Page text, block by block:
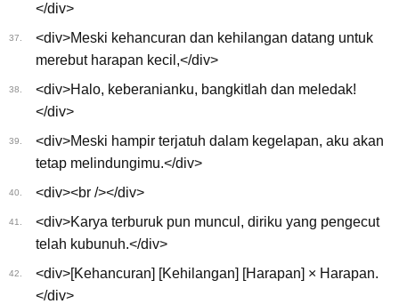
</div>
37.
<div>Meski kehancuran dan kehilangan datang untuk
merebut harapan kecil,</div>
38.
<div>Halo, keberanianku, bangkitlah dan meledak!
</div>
39.
<div>Meski hampir terjatuh dalam kegelapan, aku akan
tetap melindungimu.</div>
40. <div><br /></div>
41.
<div>Karya terburuk pun muncul, diriku yang pengecut
telah kubunuh.</div>
42.
<div>[Kehancuran] [Kehilangan] [Harapan] × Harapan.
</div>